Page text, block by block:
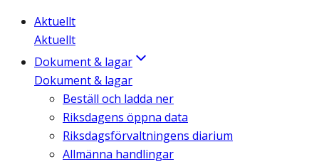
Aktuellt
Aktuellt
Dokument & lagar
Dokument & lagar
Beställ och ladda ner
Riksdagens öppna data
Riksdagsförvaltningens diarium
Allmänna handlingar